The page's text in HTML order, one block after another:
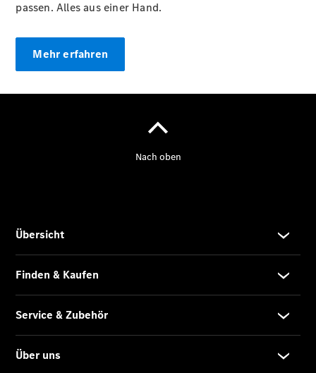
passen. Alles aus einer Hand.
Mehr erfahren